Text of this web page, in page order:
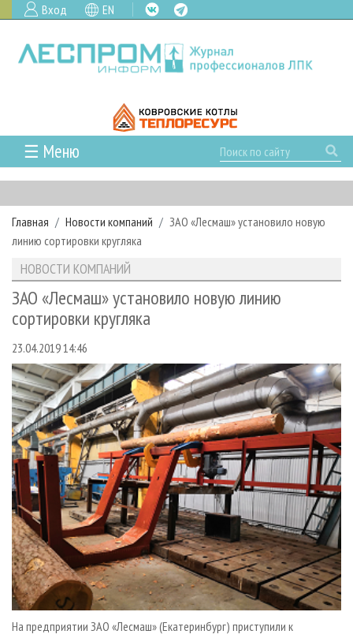
Вход EN
☰ Меню
ГЛАВНАЯ
РУБРИКИ И ТЕМЫ
РУБРИКИ ЖУРНАЛА
ЛЕСНОЕ ХОЗЯЙСТВО
ЛЕСОЗАГОТОВКА
ЛЕСОПИЛЕНИЕ
СУШКА ДРЕВЕСИНЫ
ПРОИЗВОДСТВО ДРЕВЕСНЫХ ПЛИТ
ДЕРЕВЯННОЕ ДОМОСТРОЕНИЕ
ПРОИЗВОДСТВО МЕБЕЛИ
БИОЭНЕРГЕТИКА
ЦБП
ИНСТРУМЕНТ И МАТЕРИАЛЫ
НОВОСТИ
КАЛЕНДАРЬ СОБЫТИЙ
НОВОСТИ ЛПК
НОВОСТИ ЖУРНАЛА
ПРОЕКТЫ ЛПИ
АНАЛИТИКА
ПРЕДПРИЯТИЯ ЛПК
ПЕРСОНЫ
МОБИЛЬНЫЕ ВЫСТАВКИ
ОФИЦИАЛЬНЫЕ ДЕЛЕГАЦИИ
ПРИОРИТЕТНЫЕ ИНВЕСТПРОЕКТЫ
RUSSIAN FORESTRY REVIEW
ГАЗЕТА ЛЕСПРОМФОРУМ
БИБЛИОТЕКА СПЕЦИАЛИСТА
АРХИВ
АРХИВ ЖУРНАЛОВ
О ЖУРНАЛЕ
ПОДПИСКА
КОНТАКТЫ
РЕКЛАМОДАТЕЛЯМ
РЕКЛАМА
РЕКЛАМА НА САЙТЕ
Главная Новости компаний
ЗАО «Лесмаш» установило новую
линию сортировки кругляка
НОВОСТИ КОМПАНИЙ
ЗАО «Лесмаш» установило новую линию
сортировки кругляка
23.04.2019 14:46
На предприятии ЗАО «Лесмаш» (Екатеринбург) приступили к